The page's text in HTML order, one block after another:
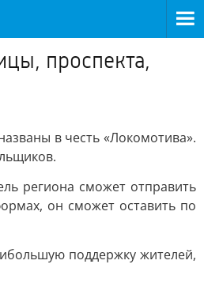
проспекта,
в честь «Локомотива».
региона сможет отправить
он сможет оставить по
поддержку жителей,